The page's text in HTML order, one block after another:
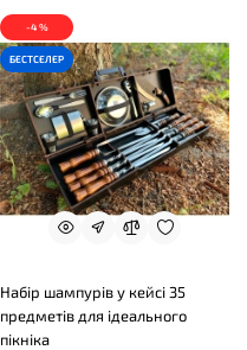
-4 %
БЕСТСЕЛЕР
Набір шампурів у кейсі 35
предметів для ідеального
пікніка